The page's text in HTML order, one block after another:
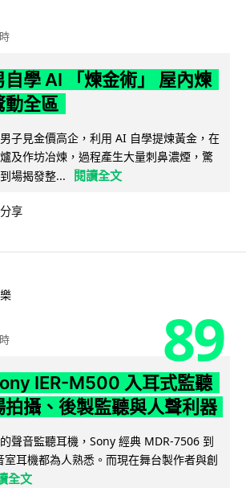
自學 AI 「煉金術」 屋內煉
動全區
子見金價高企，利用 AI 自學提煉黃金，在
及作坊冶煉，過程產生大量刺鼻濃煙，驚
場揭發整...
閱讀全文
分享
89
IER-M500 入耳式監聽
拍攝、後製監聽與人聲利器
聲音監聽耳機，Sony 經典 MDR-7506 到
耳機都為人熟悉。而現在舞台製作者與創
全文